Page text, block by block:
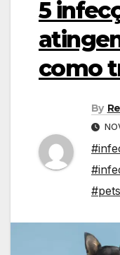
5
como
By
#pets